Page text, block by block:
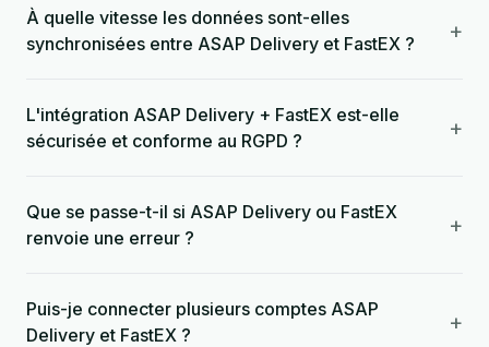
À quelle vitesse les données sont-elles
synchronisées entre ASAP Delivery et FastEX ?
+
L'intégration ASAP Delivery + FastEX est-elle
sécurisée et conforme au RGPD ?
+
Que se passe-t-il si ASAP Delivery ou FastEX
renvoie une erreur ?
+
Puis-je connecter plusieurs comptes ASAP
Delivery et FastEX ?
+